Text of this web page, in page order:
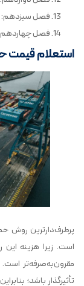
فصل سیزدهم:
فصل چهاردهم:
استعلام قیمت
پرطرف‌دارترین روش
است. زیرا هزینه
مقرون‌به‌صرفه‌تر است.
تأثیرگذار باشد؛